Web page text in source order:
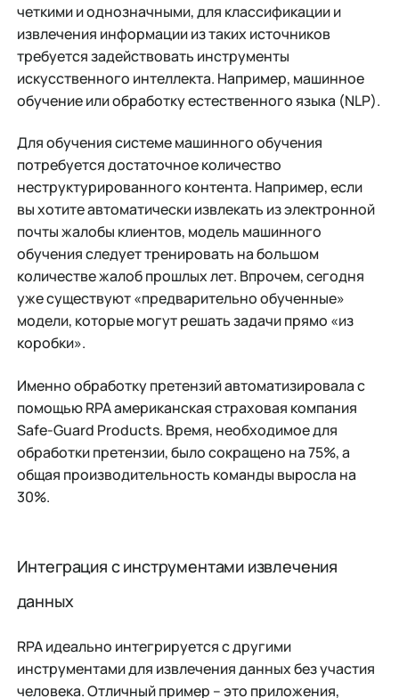
четкими и однозначными, для классификации и
извлечения информации из таких источников
требуется задействовать инструменты
искусственного интеллекта. Например, машинное
обучение или обработку естественного языка (NLP).
Для обучения системе машинного обучения
потребуется достаточное количество
неструктурированного контента. Например, если
вы хотите автоматически извлекать из электронной
почты жалобы клиентов, модель машинного
обучения следует тренировать на большом
количестве жалоб прошлых лет. Впрочем, сегодня
уже существуют «предварительно обученные»
модели, которые могут решать задачи прямо «из
коробки».
Именно обработку претензий автоматизировала с
помощью RPA американская страховая компания
Safe-Guard Products. Время, необходимое для
обработки претензии, было сокращено на 75%, а
общая производительность команды выросла на
30%.
Интеграция с инструментами извлечения
данных
RPA идеально интегрируется с другими
инструментами для извлечения данных без участия
человека. Отличный пример – это приложения,